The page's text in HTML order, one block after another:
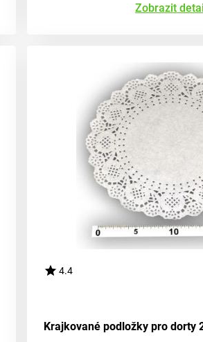
Zobrazit
4.4
Krajkované podložky pro dorty